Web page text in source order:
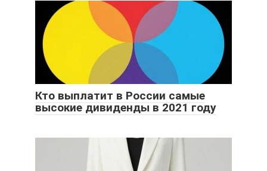
Кто выплатит в России самые
высокие дивиденды в 2021 году